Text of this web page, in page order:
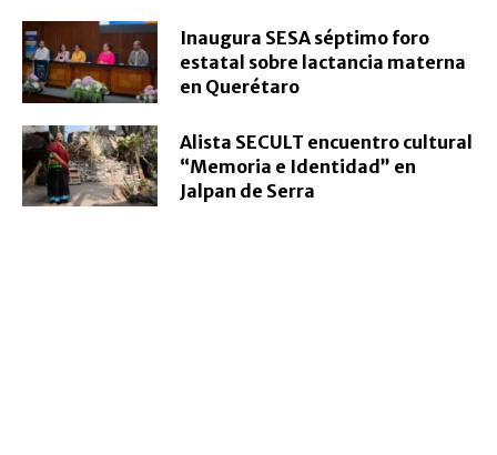
Inaugura SESA séptimo foro
estatal sobre lactancia materna
en Querétaro
Alista SECULT encuentro cultural
“Memoria e Identidad” en
Jalpan de Serra